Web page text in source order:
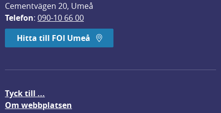
Cementvägen 20, Umeå
Telefon: 090-10 66 00
Hitta till FOI Umeå
Tyck till ...
Om webbplatsen